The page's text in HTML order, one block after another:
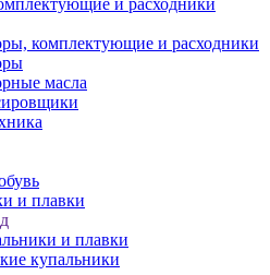
и расходники
комплектующие и расходники
масла
и плавки
и плавки
купальники